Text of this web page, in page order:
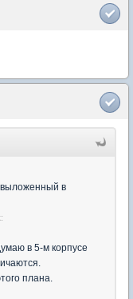
в
в 5-м корпусе
плана.